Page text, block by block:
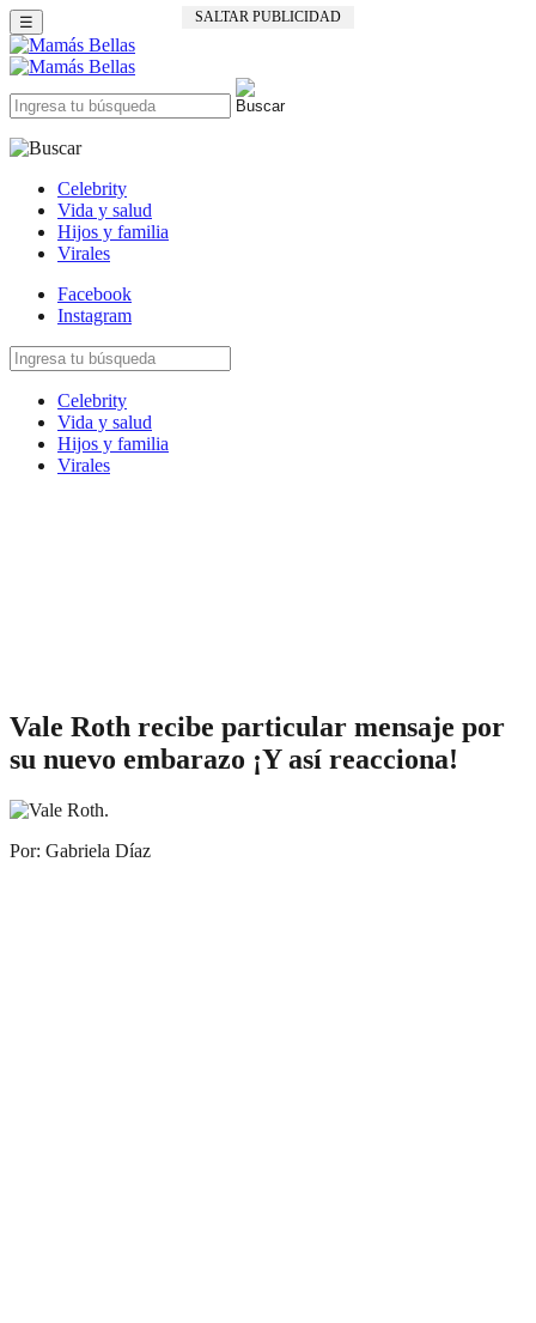
SALTAR PUBLICIDAD
☰
Celebrity
Vida y salud
Hijos y familia
Virales
Facebook
Instagram
Celebrity
Vida y salud
Hijos y familia
Virales
Vale Roth recibe particular mensaje por
su nuevo embarazo ¡Y así reacciona!
Por: Gabriela Díaz